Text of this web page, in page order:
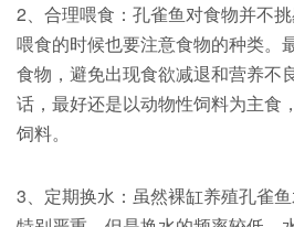
2、合理喂食：孔雀鱼对食物并不
喂食的时候也要注意食物的种类。
食物，避免出现食欲减退和营养不
话，最好还是以动物性饲料为主食
饲料。
3、定期换水：虽然裸缸养殖孔雀